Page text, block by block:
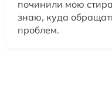
починили мою
знаю, куда
проблем.